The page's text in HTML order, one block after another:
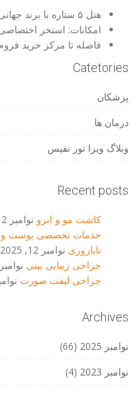
هتل ۵ ستاره با برند جهانی و امکانات فوق‌لوکس.
امکانات: استخر
فاصله تا مرکز خرید فروم
Catetories
پزشکان
درمان ها
وبلاگ ویزا تور نفیس
Recent posts
کاشت مو و ابرو نوامبر 12, 2025
خدمات تخصصی پوست و
ناباروری نوامبر 12, 2025
جراحی زیبایی بینی نوامبر 12, 2025
جراحی لیفت صورت نوامبر 12,
Archives
نوامبر 2025
(66)
نوامبر 2023
(4)